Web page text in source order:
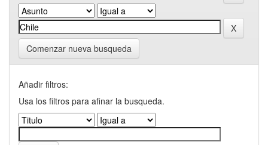
Comenzar nueva busqueda
Añadir filtros:
Usa los filtros para afinar la busqueda.